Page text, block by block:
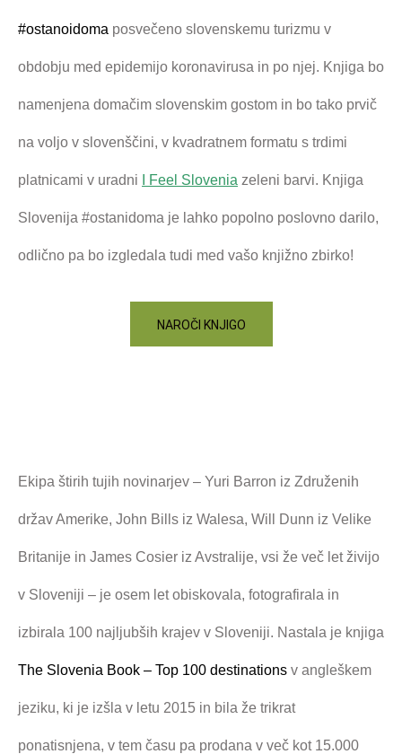
#ostanoidoma posvečeno slovenskemu turizmu v
obdobju med epidemijo koronavirusa in po njej. Knjiga bo
namenjena domačim slovenskim gostom in bo tako prvič
na voljo v slovenščini, v kvadratnem formatu s trdimi
platnicami v uradni I Feel Slovenia zeleni barvi. Knjiga
Slovenija #ostanidoma je lahko popolno poslovno darilo,
odlično pa bo izgledala tudi med vašo knjižno zbirko!
NAROČI KNJIGO
Ekipa štirih tujih novinarjev – Yuri Barron iz Združenih
držav Amerike, John Bills iz Walesa, Will Dunn iz Velike
Britanije in James Cosier iz Avstralije, vsi že več let živijo
v Sloveniji – je osem let obiskovala, fotografirala in
izbirala 100 najljubših krajev v Sloveniji. Nastala je knjiga
The Slovenia Book – Top 100 destinations v angleškem
jeziku, ki je izšla v letu 2015 in bila že trikrat
ponatisnjena, v tem času pa prodana v več kot 15.000